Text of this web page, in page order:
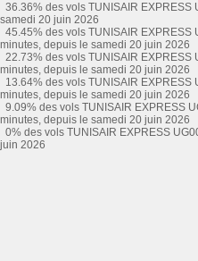
36.36% des vols TUNISAIR EXPRESS
samedi 20 juin 2026
45.45% des vols TUNISAIR
minutes, depuis le samedi 20 juin 2026
22.73% des vols TUNISAIR
minutes, depuis le samedi 20 juin 2026
13.64% des vols TUNISAIR
minutes, depuis le samedi 20 juin 2026
9.09% des vols TUNISAIR EXPRESS
minutes, depuis le samedi 20 juin 2026
0% des vols TUNISAIR EXPRESS
juin 2026